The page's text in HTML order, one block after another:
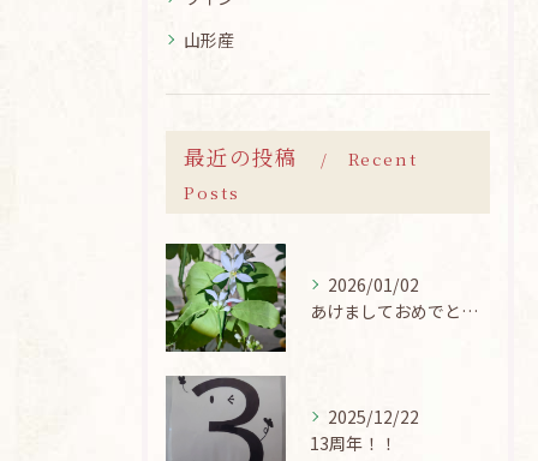
山形産
最近の投稿
Recent
Posts
2026/01/02
あけましておめでとうございます
2025/12/22
13周年！！